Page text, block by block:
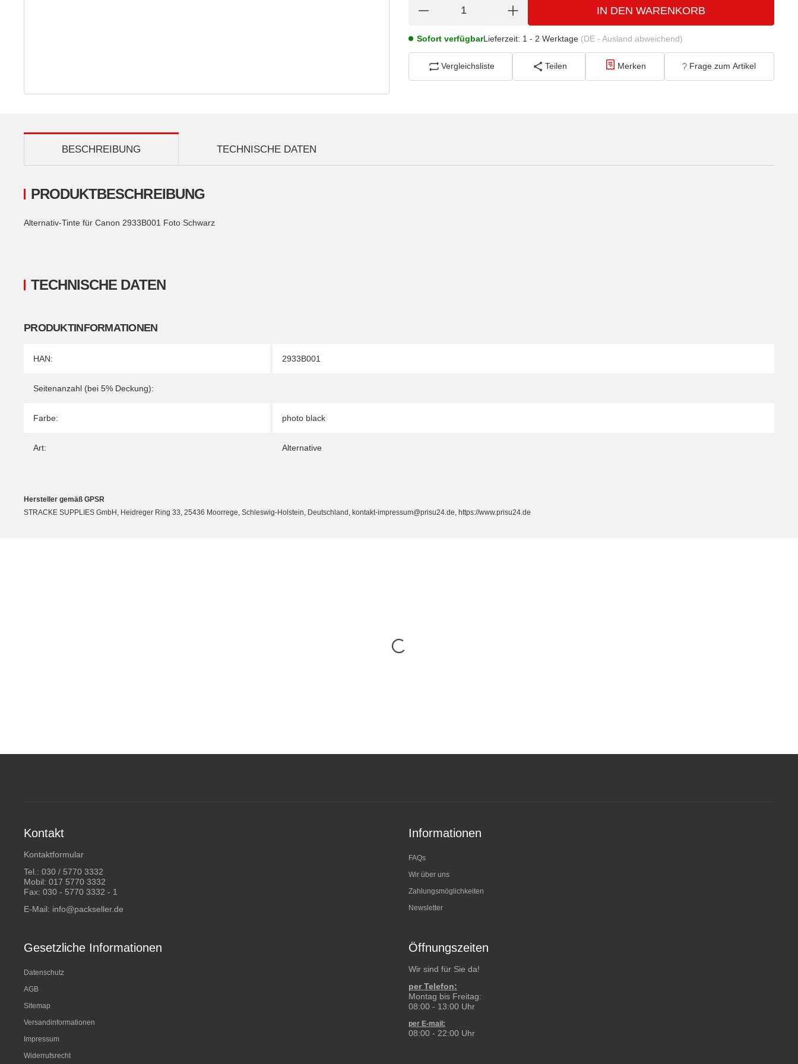
IN DEN WARENKORB
Sofort verfügbarLieferzeit: 1 - 2 Werktage (DE - Ausland abweichend)
Vergleichsliste Teilen Merken Frage zum Artikel
TECHNISCHE DATEN
BESCHREIBUNG
TECHNISCHE DATEN
PRODUKTINFORMATIONEN
Produkteigenschaft
Wert
HAN: 2933B001
Seitenanzahl (bei 5% Deckung):
Farbe: photo black
Art: Alternative
PRODUKTBESCHREIBUNG
Alternativ-Tinte für Canon 2933B001 Foto Schwarz
Hersteller gemäß GPSR
STRACKE SUPPLIES GmbH, Heidreger Ring 33, 25436 Moorrege, Schleswig-Holstein, Deutschland, kontakt-impressum@prisu24.de, https://www.prisu24.de
Kontakt
Kontaktformular
Tel.: 030 / 5770 3332
Mobil: 017 5770 3332
Fax: 030 - 5770 3332 - 1
E-Mail: info@packseller.de
Informationen
FAQs
Wir über uns
Zahlungsmöglichkeiten
Newsletter
Gesetzliche Informationen
Datenschutz
AGB
Sitemap
Versandinformationen
Impressum
Widerrufsrecht
Öffnungszeiten
Wir sind für Sie da!
per Telefon:
Montag bis Freitag:
08:00 - 13:00 Uhr
per E-mail:
08:00 - 22:00 Uhr